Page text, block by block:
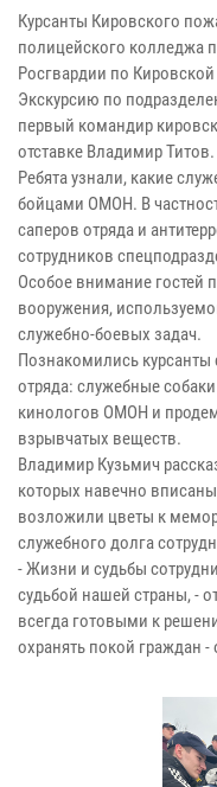
Курсанты Кировского
полицейского колледжа
Росгвардии по Кировской
Экскурсию по
первый командир
отставке Владимир Титов.
Ребята узнали, какие
бойцами ОМОН. В
саперов отряда и
сотрудников
Особое внимание гостей
вооружения,
служебно-боевых задач.
Познакомились курсанты
отряда: служебные
кинологов ОМОН и
взрывчатых веществ.
Владимир Кузьмич
которых навечно
возложили цветы к
служебного долга
- Жизни и судьбы
судьбой нашей страны, -
всегда готовыми к
охранять покой граждан